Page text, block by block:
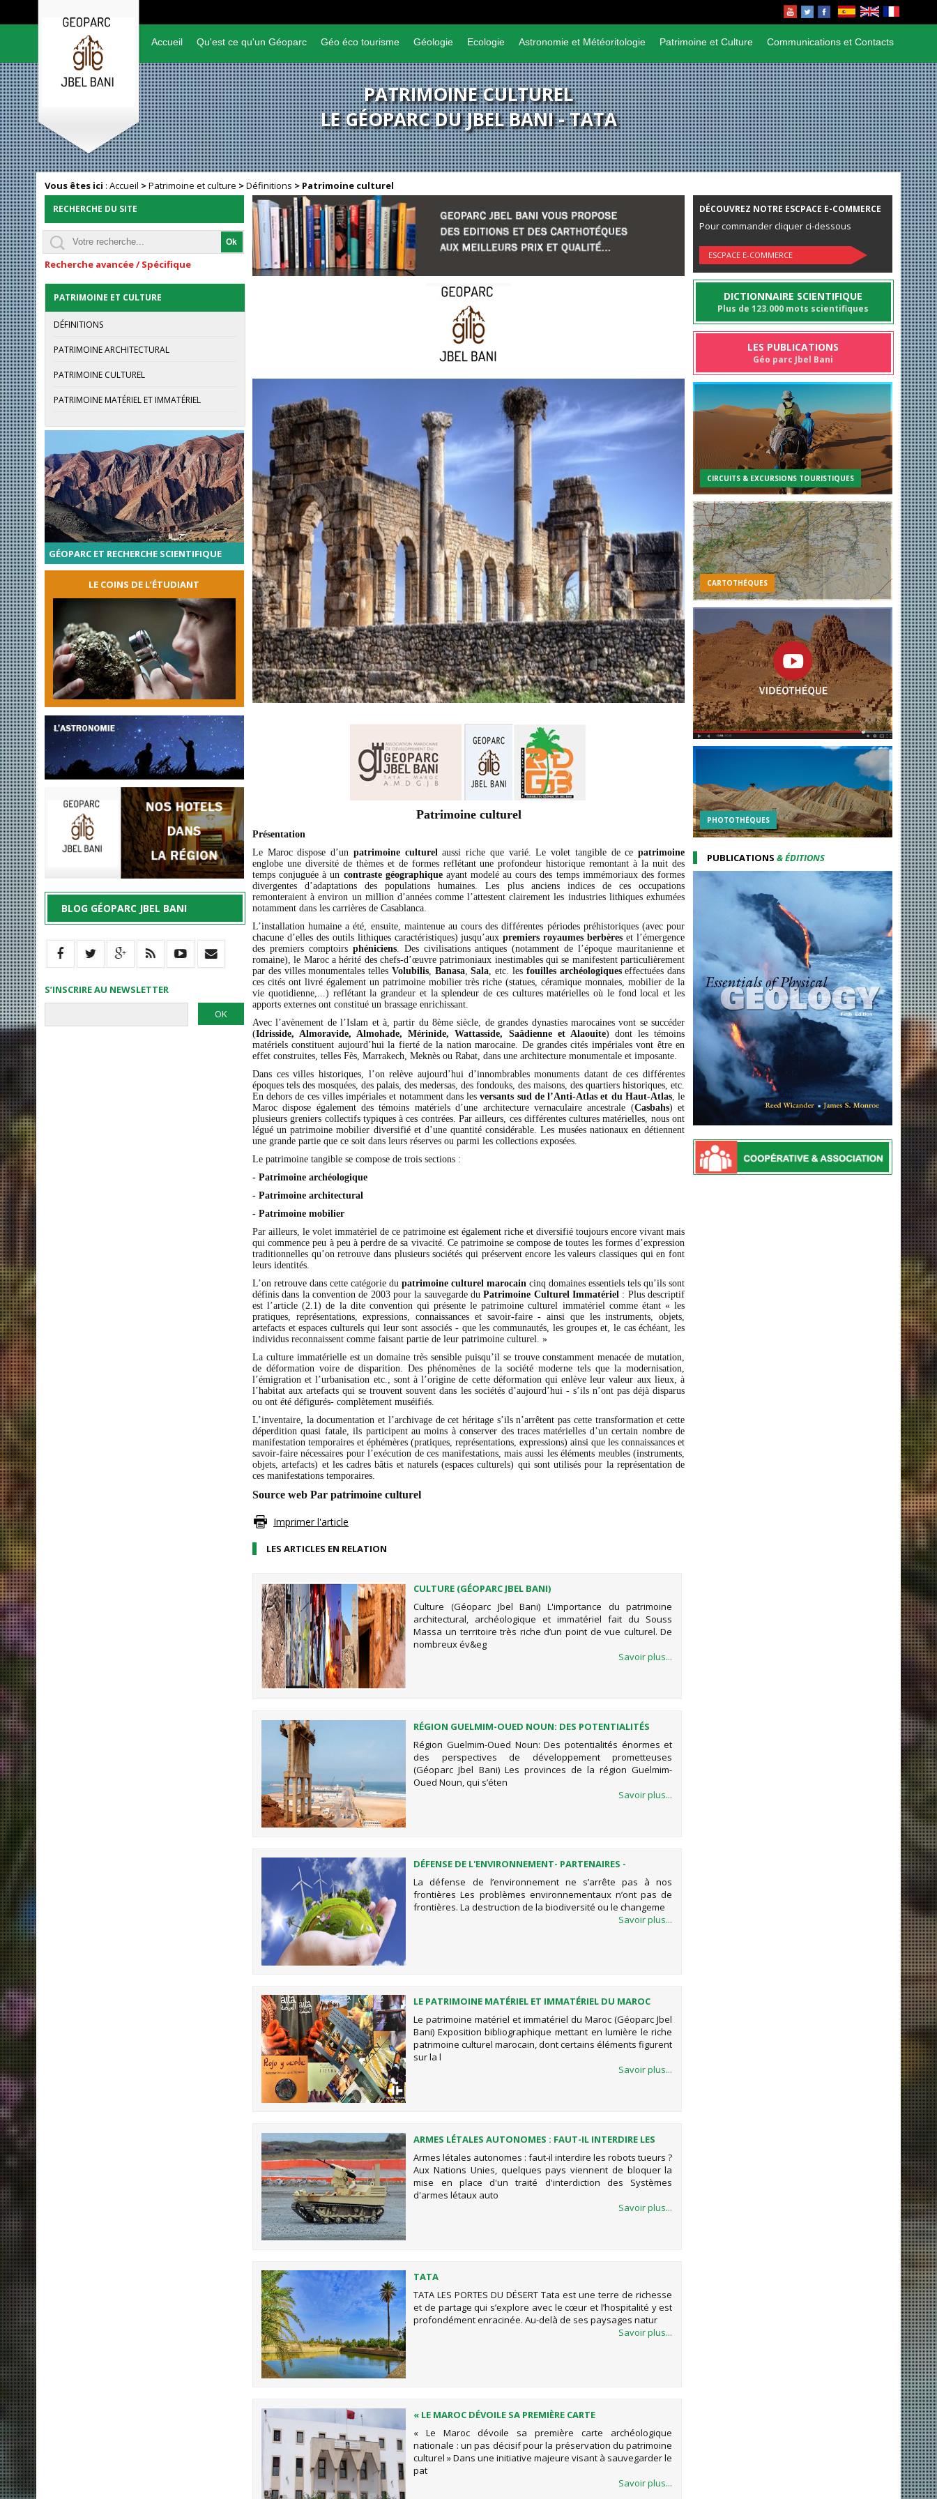
Accueil Qu'est ce qu'un Géoparc Géo éco tourisme Géologie Ecologie Astronomie et Météoritologie Patrimoine et Culture Communications et Contacts
PATRIMOINE CULTUREL
LE GÉOPARC DU JBEL BANI - TATA
Vous êtes ici :Accueil >Patrimoine et culture >Définitions > Patrimoine culturel
Patrimoine culturel
Présentation
Le Maroc dispose d’un patrimoine culturel aussi riche que varié. Le volet tangible de cepatrimoine
englobe une diversité de thèmes et de formes reflétant une profondeur historique remontant à la nuit des
temps conjuguée à un contraste géographiqueayant modelé au cours des temps immémoriaux des formes
divergentes d’adaptations des populations humaines. Les plus anciens indices de ces occupations
remonteraient à environ un million d’années comme l’attestent clairement les industries lithiques exhumées
notamment dans les carrières de Casablanca.
L’installation humaine a été, ensuite, maintenue au cours des différentes périodes préhistoriques (avec pour
chacune d’elles des outils lithiques caractéristiques) jusqu’auxpremiers royaumes berbères et l’émergence
des premiers comptoirs phéniciens. Des civilisations antiques (notamment de l’époque mauritanienne et
romaine), le Maroc a hérité des chefs-d’œuvre patrimoniaux inestimables qui se manifestent particulièrement
par des villes monumentales telles Volubilis, Banasa,Sala , etc. les fouilles archéologiqueseffectuées dans
ces cités ont livré également un patrimoine mobilier très riche (statues, céramique monnaies, mobilier de la
vie quotidienne,...) reflétant la grandeur et la splendeur de ces cultures matérielles où le fond local et les
apports externes ont constitué un brassage enrichissant.
Avec l’avènement de l’Islam et à, partir du 8ème siècle, de grandes dynasties marocaines vont se succéder
(Idrisside, Almoravide, Almohade, Mérinide, Wattasside, Saâdienne et Alaouite) dont les témoins
matériels constituent aujourd’hui la fierté de la nation marocaine. De grandes cités impériales vont être en
effet construites, telles Fès, Marrakech, Meknès ou Rabat, dans une architecture monumentale et imposante.
Dans ces villes historiques, l’on relève aujourd’hui d’innombrables monuments datant de ces différentes
époques tels des mosquées, des palais, des medersas, des fondouks, des maisons, des quartiers historiques, etc.
En dehors de ces villes impériales et notamment dans lesversants sud de l’Anti-Atlas et du Haut-Atlas, le
Maroc dispose également des témoins matériels d’une architecture vernaculaire ancestrale (Casbahs) et
plusieurs greniers collectifs typiques à ces contrées. Par ailleurs, ces différentes cultures matérielles, nous ont
légué un patrimoine mobilier diversifié et d’une quantité considérable. Les musées nationaux en détiennent
une grande partie que ce soit dans leurs réserves ou parmi les collections exposées.
Le patrimoine tangible se compose de trois sections :
- Patrimoine archéologique
- Patrimoine architectural
- Patrimoine mobilier
Par ailleurs, le volet immatériel de ce patrimoine est également riche et diversifié toujours encore vivant mais
qui commence peu à peu à perdre de sa vivacité. Ce patrimoine se compose de toutes les formes d’expression
traditionnelles qu’on retrouve dans plusieurs sociétés qui préservent encore les valeurs classiques qui en font
leurs identités.
L’on retrouve dans cette catégorie du patrimoine culturel marocain cinq domaines essentiels tels qu’ils sont
définis dans la convention de 2003 pour la sauvegarde duPatrimoine Culturel Immatériel : Plus descriptif
est l’article (2.1) de la dite convention qui présente le patrimoine culturel immatériel comme étant « les
pratiques, représentations, expressions, connaissances et savoir-faire - ainsi que les instruments, objets,
artefacts et espaces culturels qui leur sont associés - que les communautés, les groupes et, le cas échéant, les
individus reconnaissent comme faisant partie de leur patrimoine culturel. »
La culture immatérielle est un domaine très sensible puisqu’il se trouve constamment menacée de mutation,
de déformation voire de disparition. Des phénomènes de la société moderne tels que la modernisation,
l’émigration et l’urbanisation etc., sont à l’origine de cette déformation qui enlève leur valeur aux lieux, à
l’habitat aux artefacts qui se trouvent souvent dans les sociétés d’aujourd’hui - s’ils n’ont pas déjà disparus
ou ont été défigurés- complètement muséifiés.
L’inventaire, la documentation et l’archivage de cet héritage s’ils n’arrêtent pas cette transformation et cette
déperdition quasi fatale, ils participent au moins à conserver des traces matérielles d’un certain nombre de
manifestation temporaires et éphémères (pratiques, représentations, expressions) ainsi que les connaissances et
savoir-faire nécessaires pour l’exécution de ces manifestations, mais aussi les éléments meubles (instruments,
objets, artefacts) et les cadres bâtis et naturels (espaces culturels) qui sont utilisés pour la représentation de
ces manifestations temporaires.
Source web Par patrimoine culturel
Imprimer l'article
LES ARTICLES EN RELATION
CULTURE (GÉOPARC JBEL BANI)
Culture (Géoparc Jbel Bani) L'importance du patrimoine
architectural, archéologique et immatériel fait du Souss
Massa un territoire très riche d’un point de vue culturel. De
nombreux év&eg
Savoir plus...
RÉGION GUELMIM-OUED NOUN: DES POTENTIALITÉS
ÉNORMES ET DES PERSPECTIVES DE DÉVELOPPEMENT
PROMETTEUSES (GÉOPARC JBEL BANI)
Région Guelmim-Oued Noun: Des potentialités énormes et
des perspectives de développement prometteuses
(Géoparc Jbel Bani) Les provinces de la région Guelmim-
Oued Noun, qui s’éten
Savoir plus...
DÉFENSE DE L'ENVIRONNEMENT- PARTENAIRES -
DURABILITÉ
La défense de l’environnement ne s’arrête pas à nos
frontières Les problèmes environnementaux n’ont pas de
frontières. La destruction de la biodiversité ou le changeme
Savoir plus...
LE PATRIMOINE MATÉRIEL ET IMMATÉRIEL DU MAROC
(GÉOPARC JBEL BANI)
Le patrimoine matériel et immatériel du Maroc (Géoparc Jbel
Bani) Exposition bibliographique mettant en lumière le riche
patrimoine culturel marocain, dont certains éléments figurent
sur la l
Savoir plus...
ARMES LÉTALES AUTONOMES : FAUT-IL INTERDIRE LES
ROBOTS TUEURS ?
Armes létales autonomes : faut-il interdire les robots tueurs ?
Aux Nations Unies, quelques pays viennent de bloquer la
mise en place d'un traité d'interdiction des Systèmes
d'armes létaux auto
Savoir plus...
TATA
TATA LES PORTES DU DÉSERT Tata est une terre de richesse
et de partage qui s’explore avec le cœur et l’hospitalité y est
profondément enracinée. Au-delà de ses paysages natur
Savoir plus...
« LE MAROC DÉVOILE SA PREMIÈRE CARTE
ARCHÉOLOGIQUE NATIONALE : UN PAS DÉCISIF POUR LA
PRÉSERVATION DU PATRIMOINE CULTUREL »
« Le Maroc dévoile sa première carte archéologique
nationale : un pas décisif pour la préservation du patrimoine
culturel » Dans une initiative majeure visant à sauvegarder le
pat
Savoir plus...
RECHERCHE DU SITE
Recherche avancée / Spécifique
PATRIMOINE ET CULTURE
DÉFINITIONS
PATRIMOINE ARCHITECTURAL
PATRIMOINE CULTUREL
PATRIMOINE MATÉRIEL ET IMMATÉRIEL
GÉOPARC ET RECHERCHE SCIENTIFIQUE
LE COINS DE L’ÉTUDIANT
BLOG GÉOPARC JBEL BANI
S’INSCRIRE AU NEWSLETTER
DÉCOUVREZ NOTRE ESCPACE E-COMMERCE
Pour commander cliquer ci-dessous
ESCPACE E-COMMERCE
DICTIONNAIRE SCIENTIFIQUE
Plus de 123.000 mots scientifiques
LES PUBLICATIONS
Géo parc Jbel Bani
CIRCUITS & EXCURSIONS TOURISTIQUES
CARTOTHÉQUES
PHOTOTHÉQUES
PUBLICATIONS& ÉDITIONS